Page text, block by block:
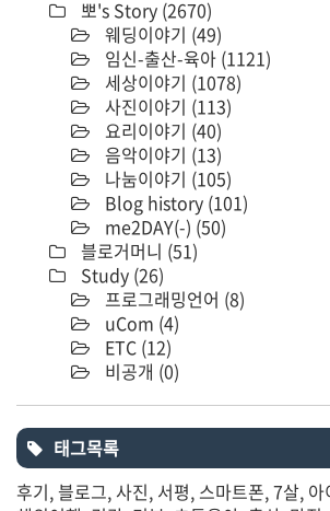
뽀's Story (2670)
웨딩이야기 (49)
임신-출산-육아 (1121)
세상이야기 (1078)
사진이야기 (113)
요리이야기 (40)
음악이야기 (13)
나눔이야기 (105)
Blog history (101)
me2DAY(-) (50)
블로거머니 (51)
Study (26)
프로그래밍언어 (8)
uCom (4)
ETC (12)
비공개 (0)
태그목록
후기 블로그 사진 서평 스마트폰 7살 아